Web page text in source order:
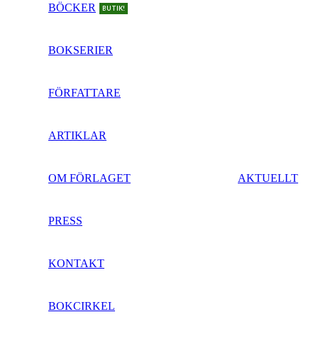
BÖCKER BUTIK!
BOKSERIER
FÖRFATTARE
ARTIKLAR
OM FÖRLAGET AKTUELLT
PRESS
KONTAKT
BOKCIRKEL